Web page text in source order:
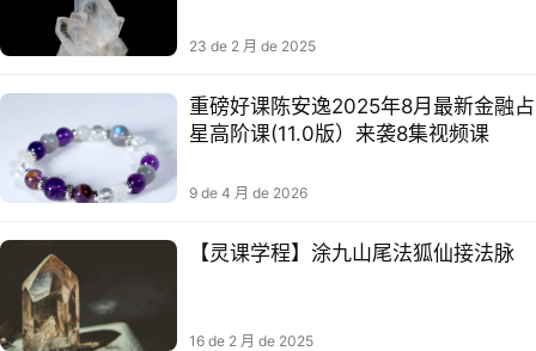
23 de 2 月 de 2025
重磅好课陈安逸2025年8月最新金融占
星高阶课(11.0版）来袭8集视频课
9 de 4 月 de 2026
【灵课学‬程】涂九山‬尾法狐‬仙‬接法脉
16 de 2 月 de 2025